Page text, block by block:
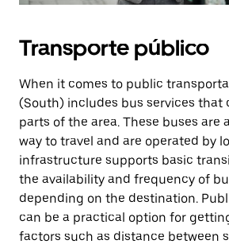
Transporte público
When it comes to public
(South) includes bus services that
parts of the area. These buses are
way to travel and are operated by
infrastructure supports basic
the availability and frequency of
depending on the destination.
can be a practical option for
factors such as distance between